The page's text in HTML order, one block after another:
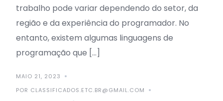
trabalho pode variar dependendo do setor, da
região e da experiência do programador. No
entanto, existem algumas linguagens de
programação que […]
MAIO 21, 2023
POR CLASSIFICADOS.ETC.BR@GMAIL.COM